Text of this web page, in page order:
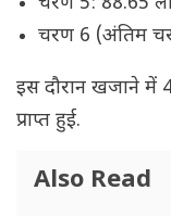
चरण 6 (अंतिम
इस दौरान खजाने में
प्राप्त हुई.
Also Read